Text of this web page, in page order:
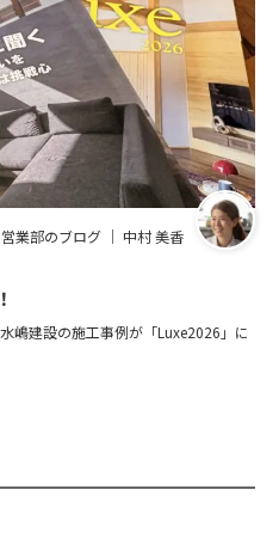
営業部のブログ ｜ 中村 美香
嶋建設の施工事例が「Luxe2026」に